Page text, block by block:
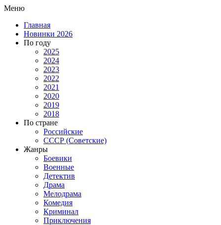
Меню
Главная
Новинки 2026
По году
2025
2024
2023
2022
2021
2020
2019
2018
По стране
Российские
СССР (Советские)
Жанры
Боевики
Военные
Детектив
Драма
Мелодрама
Комедия
Криминал
Приключения